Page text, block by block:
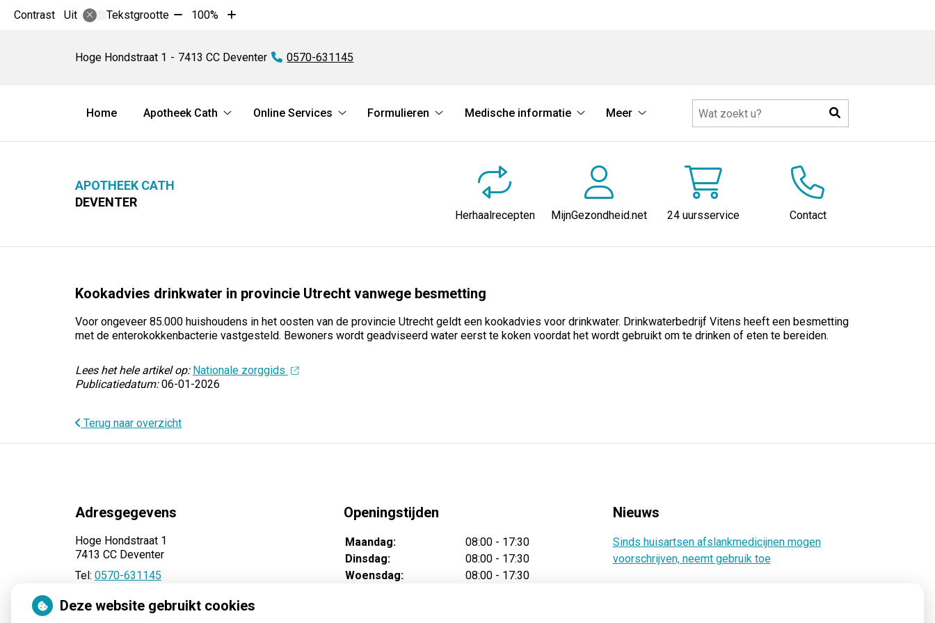
Contrast Uit Tekstgrootte Tekst
10%
100%
Tekst
10%
Hoge Hondstraat 1 7413 CC Deventer Tel:
0570-631145
Hoofdmenu
Home
Apotheek Cath
Cath
Online Services
Services
Formulieren
submenu
Medische informatie
informatie
submenu
Meer
submenu
Zoeken
APOTHEEK CATH
DEVENTER
Herhaalrecepten MijnGezondheid.net 24 uursservice Contact
Kookadvies drinkwater in provincie Utrecht vanwege besmetting
Voor ongeveer 85.000 huishoudens in het oosten van de provincie Utrecht geldt een kookadvies voor drinkwater. Drinkwaterbedrijf Vitens heeft een besmetting
met de enterokokkenbacterie vastgesteld. Bewoners wordt geadviseerd water eerst te koken voordat het wordt gebruikt om te drinken of eten te bereiden.
Lees het hele artikel op: Nationale zorggids
Publicatiedatum:06-01-2026
Terug naar overzicht
Adresgegevens
Hoge Hondstraat 1
7413 CC Deventer
Tel: 0570-631145
Openingstijden
Maandag:
08:00 - 17:30
Dinsdag:
08:00 - 17:30
Woensdag:
08:00 - 17:30
Nieuws
Sinds huisartsen afslankmedicijnen mogen
voorschrijven, neemt gebruik toe
Deze website gebruikt cookies